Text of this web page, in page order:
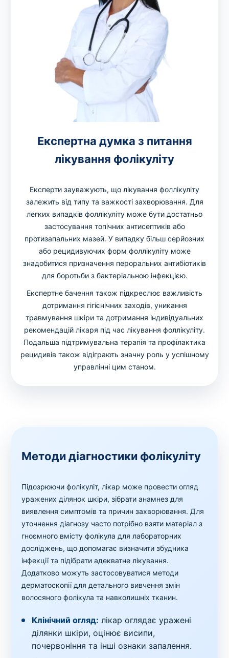
Експертна думка з питання
лікування фолікуліту
Експерти зауважують, що лікування фоллікуліту
залежить від типу та важкості захворювання. Для
легких випадків фоллікуліту може бути достатньо
застосування топічних антисептиків або
протизапальних мазей. У випадку більш серйозних
або рецидивуючих форм фоллікуліту може
знадобитися призначення пероральних антибіотиків
для боротьби з бактеріальною інфекцією.
Експертне бачення також підкреслює важливість
дотримання гігієнічних заходів, уникання
травмування шкіри та дотримання індивідуальних
рекомендацій лікаря під час лікування фоллікуліту.
Подальша підтримувальна терапія та профілактика
рецидивів також відіграють значну роль у успішному
управлінні цим станом.
Методи діагностики фолікуліту
Підозрюючи фолікуліт, лікар може провести огляд
уражених ділянок шкіри, зібрати анамнез для
виявлення симптомів та причин захворювання. Для
уточнення діагнозу часто потрібно взяти матеріал з
гноємного вмісту фолікула для лабораторних
досліджень, що допомагає визначити збудника
інфекції та підібрати адекватне лікування.
Додатково можуть застосовуватися методи
дерматоскопії для детального вивчення змін
волосяного фолікула та навколишніх тканин.
Клінічний огляд: лікар оглядає уражені
ділянки шкіри, оцінює висипи,
почервоніння та інші ознаки запалення.